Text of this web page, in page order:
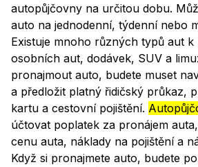
autopůjčovny na určitou dobu.
auto na jednodenní, týdenní nebo
Existuje mnoho různých typů aut
osobních aut, dodávek, SUV a
pronajmout auto, budete muset
a předložit platný řidičský průkaz,
kartu a cestovní pojištění.
účtovat poplatek za pronájem
cenu auta, náklady na pojištění a
Když si pronajmete auto, budete